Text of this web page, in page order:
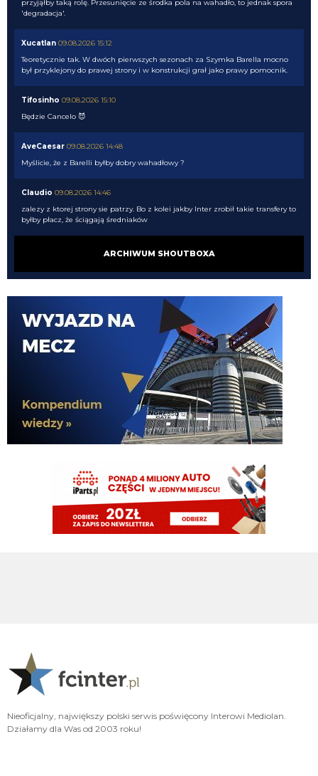
przyjąłby taką rolę. Przesunięcie ze środka pola na wahadło, to jednak spora
'degradacja'.
Xucatlan 09.08.2026 15:12
Teoretycznie tak. W dwóch pierwszych sezonach za Szymka Barella mocno
był przyklejony do prawej strony i w konstrukcji grał jako prawy pomocnik.
Tifosinho 09.08.2026 15:10
Będzie Cancelo 😈
AveCaesar 09.08.2026 14:48
Myślicie, że z Barelli byłby dobry wahadłowy ?
Claudio 09.08.2026 14:46
zalezy z ktorej strony sie patrzy. Bo z kolei jakby Inter zrobił takie transfery to
byłby płacz, że ściągają średniaków
09.08.2026 14:40
Piotrek85 09.08.2026 14:39
Wykupili Malena, zostaje raczej Kone i Ndicka
Piotrek85 09.08.2026 14:39
Najlepsze transfery na tą chwilę chyba zrobiła Roma. Gasperini ogarnia
temat. Pierwszy sezon i już powrót do LM
AveCaesar 09.08.2026 14:31
Przecież żadne DS nie wykłada swojej kasy.
AveCaesar 09.08.2026 14:30
Gorzej jak pójdą po Jonesa, a wahadło zostawią LH/Diouf
09.08.2026 14:28
Curtis Jones nie został nawet powołany na mecz Liverpoolu z Monaco.
Nerazzurro90
czy tam bookfield chquj wie co to za jedni
a jak będzie to jedno wielkie gówno tyle jest warte całe to ołktri
ARCHIWUM SHOUTBOXA
Nieoficjalny, największy polski serwis poświęcony Interowi Mediolan.
Działamy dla Was od 2003 roku!